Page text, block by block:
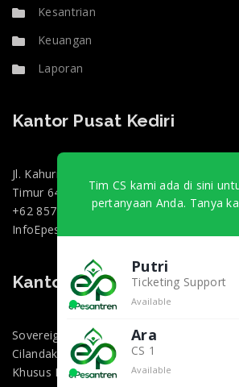
Kesantrian
Keuangan
Laporan
Kantor Pusat Kediri
Jl. Kahuripan 47, Doko, Kec. Ngasem,
Timur 64182
+62 857-0130-3000
InfoEpesantren@gmail.com
Kantor Marketing Jakarta
Sovereign Plaza, Jl. TB Simatupang No.36
Cilandak Bar., Kec. Cilandak, Kota Jakarta
Khusus Ibukota Jakarta 12430
Tim CS kami ada di sini
pertanyaan Anda. Tanya
Putri
Ticketing Support
Available
Ara
CS 1
Available